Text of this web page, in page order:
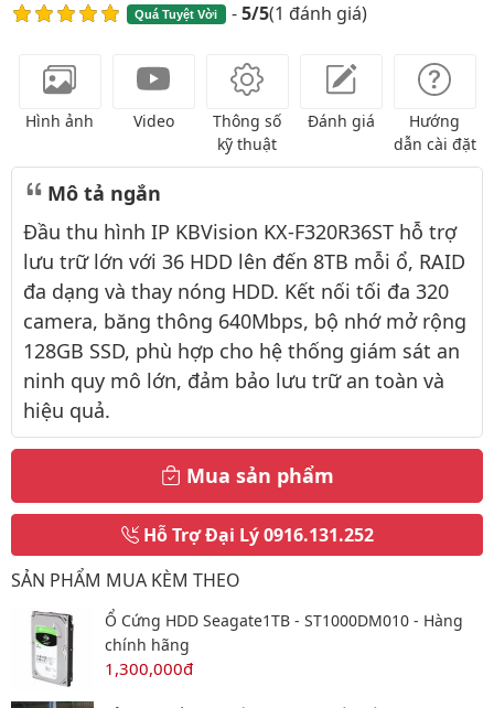
Quá Tuyệt Vời -5/5(1 đánh giá)
Hình ảnh Video
Thông số
kỹ thuật
Đánh giá
Hướng
dẫn cài đặt
Mô tả ngắn
Đầu thu hình IP KBVision KX-F320R36ST hỗ trợ
lưu trữ lớn với 36 HDD lên đến 8TB mỗi ổ, RAID
đa dạng và thay nóng HDD. Kết nối tối đa 320
camera, băng thông 640Mbps, bộ nhớ mở rộng
128GB SSD, phù hợp cho hệ thống giám sát an
ninh quy mô lớn, đảm bảo lưu trữ an toàn và
hiệu quả.
Mua sản phẩm
Hỗ Trợ Đại Lý0916.131.252
SẢN PHẨM MUA KÈM THEO
Ổ Cứng HDD Seagate1TB - ST1000DM010 - Hàng
chính hãng
1,300,000đ